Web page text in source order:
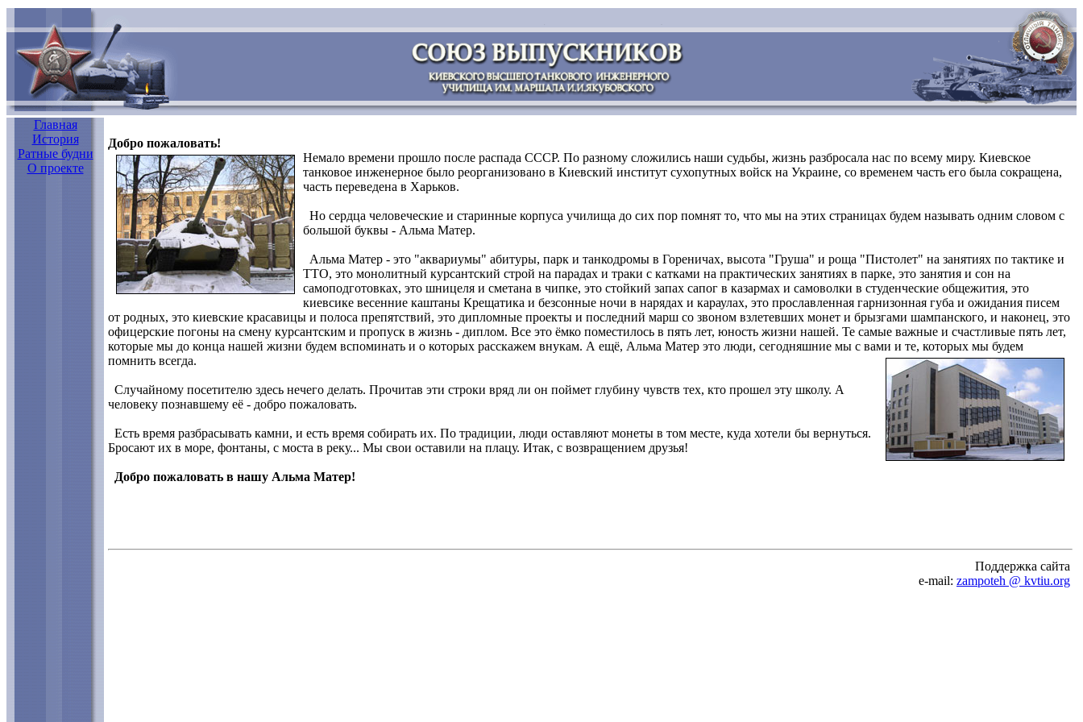
Главная
История
Ратные будни
О проекте
Добро пожаловать!
Немало времени прошло после распада СССР. По разному сложились наши судьбы, жизнь разбросала нас по всему миру. Киевское
танковое инженерное было реорганизовано в Киевский институт сухопутных войск на Украине, со временем часть его была сокращена,
часть переведена в Харьков.
Но сердца человеческие и старинные корпуса училища до сих пор помнят то, что мы на этих страницах будем называть одним словом с
большой буквы - Альма Матер.
Альма Матер - это "аквариумы" абитуры, парк и танкодромы в Гореничах, высота "Груша" и роща "Пистолет" на занятиях по тактике и
ТТО, это монолитный курсантский строй на парадах и траки с катками на практических занятиях в парке, это занятия и сон на
самоподготовках, это шницеля и сметана в чипке, это стойкий запах сапог в казармах и самоволки в студенческие общежития, это
киевсике весенние каштаны Крещатика и безсонные ночи в нарядах и караулах, это прославленная гарнизонная губа и ожидания писем
от родных, это киевские красавицы и полоса препятствий, это дипломные проекты и последний марш со звоном взлетевших монет и брызгами шампанского, и наконец, это
офицерские погоны на смену курсантским и пропуск в жизнь - диплом. Все это ёмко поместилось в пять лет, юность жизни нашей. Те самые важные и счастливые пять лет,
которые мы до конца нашей жизни будем вспоминать и о которых расскажем внукам. А ещё, Альма Матер это люди, сегодняшние мы с вами и те, которых мы будем
помнить всегда.
Случайному посетителю здесь нечего делать. Прочитав эти строки вряд ли он поймет глубину чувств тех, кто прошел эту школу. А
человеку познавшему её - добро пожаловать.
Есть время разбрасывать камни, и есть время собирать их. По традиции, люди оставляют монеты в том месте, куда хотели бы вернуться.
Бросают их в море, фонтаны, с моста в реку... Мы свои оставили на плацу. Итак, с возвращением друзья!
Добро пожаловать в нашу Альма Матер!
Поддержка сайта
e-mail: zampoteh @ kvtiu.org